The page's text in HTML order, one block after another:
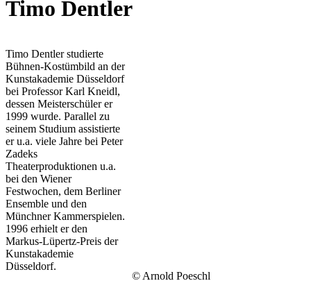
Timo Dentler
© Arnold Poeschl
Timo Dentler studierte
Bühnen-Kostümbild an der
Kunstakademie Düsseldorf
bei Professor Karl Kneidl,
dessen Meisterschüler er
1999 wurde. Parallel zu
seinem Studium assistierte
er u.a. viele Jahre bei Peter
Zadeks
Theaterproduktionen u.a.
bei den Wiener
Festwochen, dem Berliner
Ensemble und den
Münchner Kammerspielen.
1996 erhielt er den
Markus-Lüpertz-Preis der
Kunstakademie
Düsseldorf.